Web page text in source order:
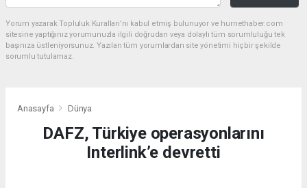
Yorum yazarak Topluluk Kuralları’nı kabul etmiş bulunuyor ve hurnethaber.com
sitesine yaptığınız yorumunuzla ilgili doğrudan veya dolaylı tüm sorumluluğu tek
başınıza üstleniyorsunuz. Yazılan tüm yorumlardan site yönetimi hiçbir şekilde
sorumlu tutulamaz.
Anasayfa Dünya
DAFZ, Türkiye operasyonlarını
Interlink’e devretti